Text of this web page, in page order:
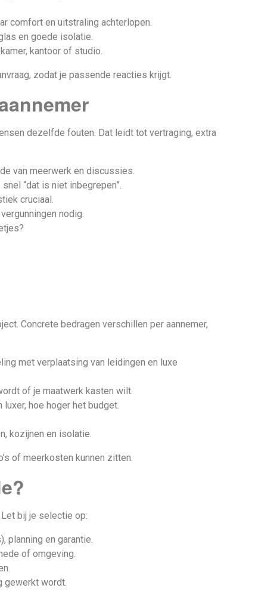
comfort en uitstraling achterlopen.
en goede isolatie.
kantoor of studio.
zodat je passende reacties krijgt.
dezelfde fouten. Dat leidt tot vertraging, extra
van meerwerk en discussies.
“dat is niet inbegrepen”.
cruciaal.
nodig.
Concrete bedragen verschillen per aannemer,
met verplaatsing van leidingen en luxe
of je maatwerk kasten wilt.
hoe hoger het budget.
kozijnen en isolatie.
of meerkosten kunnen zitten.
bij je selectie op:
planning en garantie.
of omgeving.
gewerkt wordt.